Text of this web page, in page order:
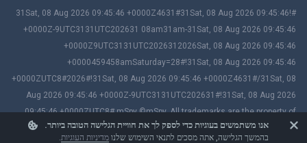
אנו משתמשים בעוגיות כדי לספק לך את חוויית הגלישה הטובה ביותר.
בהמשך הגלישה, אתה מסכים לתנאי השימוש שלנומדיניות העוגיות.
רומנית
יוונית
וייטנאמית
סינית מסורתית
#!31Sat, 08 Aug 2026 09:45:46 +0000Z4631#31Sat, 08 Aug 2026 09:45:46
+0000Z-9UTC3131UTC202631 08am31am-31Sat, 08 Aug 2026 09:45:46
+0000Z9UTC3131UTC2026312026Sat, 08 Aug 2026 09:45:46
+0000459458amSaturday=28#!31Sat, 08 Aug 2026 09:45:46
+0000ZUTC8#2026#!31Sat, 08 Aug 2026 09:45:46 +0000Z4631#/31Sat, 08
Aug 2026 09:45:46 +0000Z-9UTC3131UTC202631#!31Sat, 08 Aug 2026
09:45:46 +0000ZUTC8# mSpy ©mSpy. All trademarks are the property of
their respective owners.